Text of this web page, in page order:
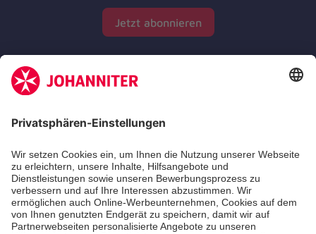
Jetzt abonnieren
Zertifizierung der Johanniter-Unfall-Hilfe e.V.
Die Johanniter GmbH führt das Spendenzertifikat
des Deutschen Spendenrats e.V.